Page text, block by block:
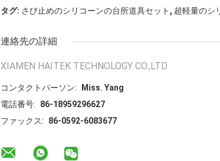
タグ: さび止めのシリコーンの台所道具セット , 超軽量のシ
連絡先の詳細
XIAMEN HAITEK TECHNOLOGY CO.,LTD
コンタクトパーソン:
Miss. Yang
電話番号:
86-18959296627
ファックス:
86-0592-6083677